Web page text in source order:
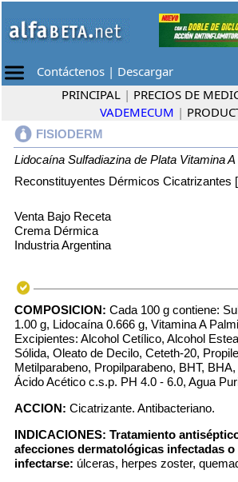
Contáctenos | Descargar
PRINCIPAL | PRECIOS DE
VADEMECUM |
FISIODERM
Lidocaína Sulfadiazina de Plata Vitamina A
Reconstituyentes Dérmicos Cicatrizantes
Venta Bajo Receta
Crema Dérmica
Industria Argentina
COMPOSICION: Cada 100 g contiene:
1.00 g, Lidocaína 0.666 g, Vitamina A
Excipientes: Alcohol Cetílico, Alcohol
Sólida, Oleato de Decilo, Ceteth-20,
Metilparabeno, Propilparabeno, BHT,
Ácido Acético c.s.p. PH 4.0 - 6.0, Agua
ACCION: Cicatrizante. Antibacteriano.
INDICACIONES: Tratamiento
afecciones dermatológicas infectadas
infectarse: úlceras, herpes zoster,